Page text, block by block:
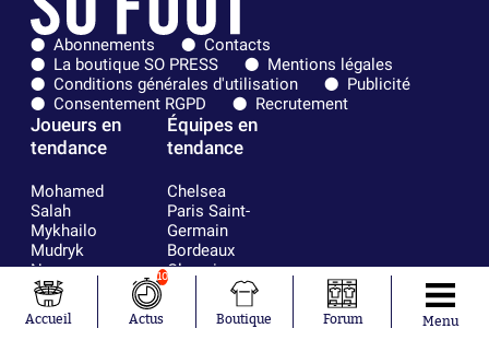
Abonnements
Contacts
La boutique SO PRESS
Mentions légales
Conditions générales d'utilisation
Publicité
Consentement RGPD
Recrutement
Joueurs en
tendance
Mohamed
Salah
Mykhailo
Mudryk
Neymar
Khalis Merah
Loïs Openda
Moussa
Équipes en
tendance
Chelsea
Paris Saint-
Germain
Bordeaux
Olympique
lyonnais
Real Madrid
Accueil
10
Actus Boutique Forum Menu